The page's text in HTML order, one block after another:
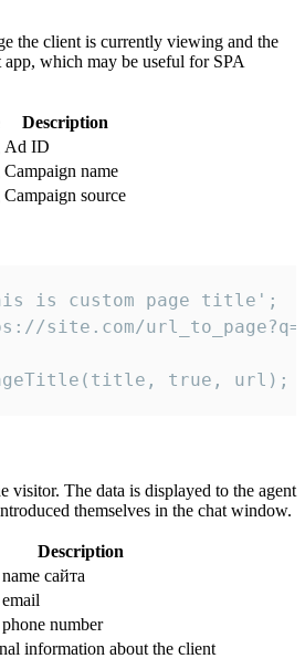
the client is currently viewing and the
which may be useful for SPA
Description
Ad ID
Campaign name
Campaign source
is custom page title';
site.com/
true, url);
visitor. The data is displayed to the agent
themselves in the chat window.
Description
сайта
number
information about the client